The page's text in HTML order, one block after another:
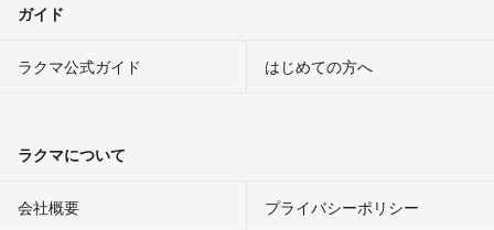
ガイド
ラクマ公式ガイド はじめての方へ
ラクマについて
会社概要 プライバシーポリシー